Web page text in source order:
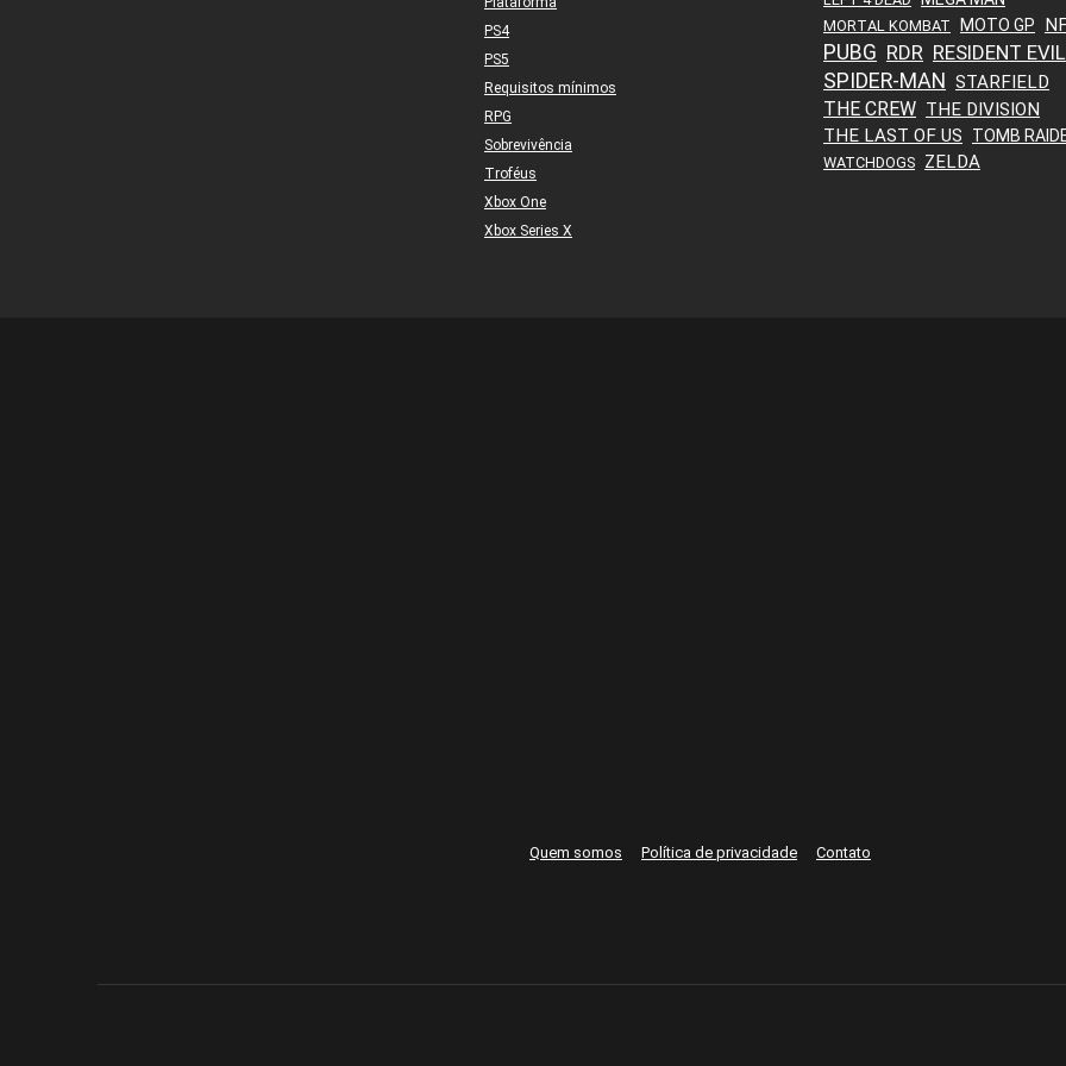
PS4
PS5
Requisitos mínimos
RPG
Sobrevivência
Troféus
Xbox One
Xbox Series X
MORTAL KOMBAT MOTO GP
PUBG RDR RESIDENT EVIL
SPIDER-MAN STARFIELD
THE CREW THE DIVISION
THE LAST OF US
TOMB
WATCHDOGS ZELDA
Quem somos Política de privacidade Contato